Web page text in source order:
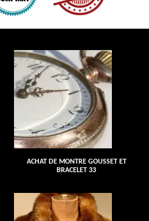
ACHAT DE MONTRE GOUSSET ET
BRACELET 33